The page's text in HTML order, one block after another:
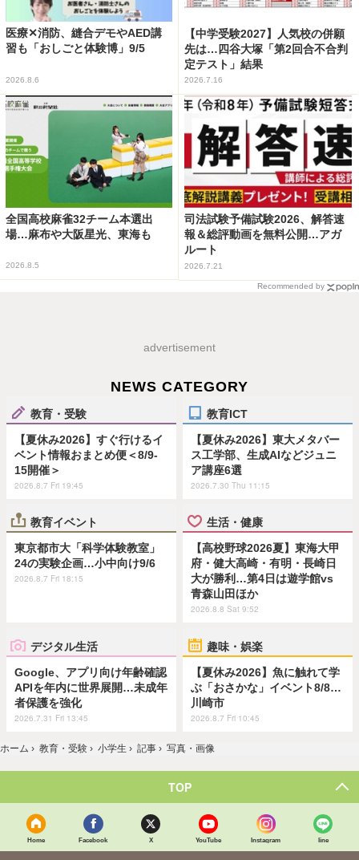
医療✕消防、縫合デモやAED講
習も「おしごと体験博」9/5
2026.8.6
【中学受験2027】人気校の併願
先は…四谷大塚「第2回合不合判
定テスト」結果
2026.7.16
全国高校麻雀32チーム本選出
場…麻布や大阪星光、東海も
2026.8.5
司法試験予備試験2026、解答速
報＆総評動画を無料公開…アガ
ルート
2026.7.21
Recommended by
advertisement
NEWS CATEGORY
教育・受験
【夏休み2026】すぐ行けるイ
ベント情報おまとめ便＜8/9-
15開催＞
2026.8.7 Fri 19:45
教育ICT
【夏休み2026】東大メタバー
ス工学部、生成AIなどジュニ
ア講座6選
2026.7.30 Thu 11:15
教育イベント
東京都市大「科学体験教室」
24の実験企画…小中向け9/6
2026.8.7 Fri 18:15
生活・健康
【高校野球2026夏】東海大甲
府・健大高崎・有明・長崎日
大が勝利…第4日は遊学館vs
青森山田ほか
2026.8.8 Sat 9:52
デジタル生活
Google、アプリ向け年齢確認
APIを年内に世界展開…未成年
者保護を強化
2026.7.31 Fri 13:45
趣味・娯楽
【夏休み2026】魚に触れて学
ぶ「おさかな」イベント8/8…
川崎市
2026.8.7 Fri 10:45
ホーム › 教育・受験 › 小学生 › 記事 › 写真・画像
TOP
Home Facebook X YouTube Instagram line